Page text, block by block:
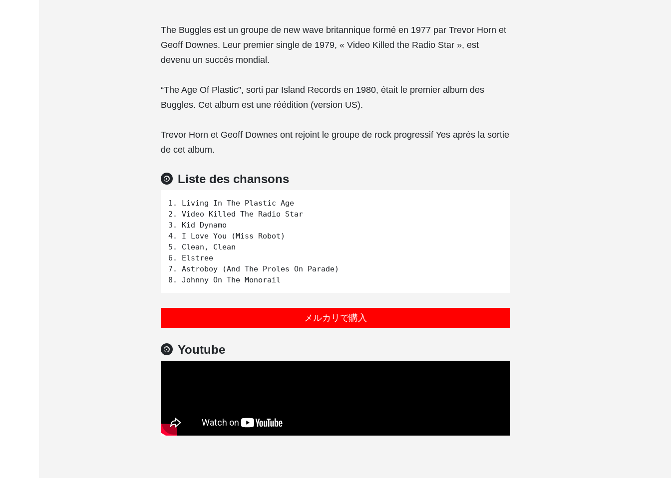
The Buggles est un groupe de new wave britannique formé en 1977 par Trevor Horn et
Geoff Downes. Leur premier single de 1979, « Video Killed the Radio Star », est
devenu un succès mondial.
“The Age Of Plastic”, sorti par Island Records en 1980, était le premier album des
Buggles. Cet album est une réédition (version US).
Trevor Horn et Geoff Downes ont rejoint le groupe de rock progressif Yes après la sortie
de cet album.
Liste des chansons
1. Living In The Plastic Age
2. Video Killed The Radio Star
3. Kid Dynamo
4. I Love You (Miss Robot)
5. Clean, Clean
6. Elstree
7. Astroboy (And The Proles On Parade)
メルカリで購入
Youtube